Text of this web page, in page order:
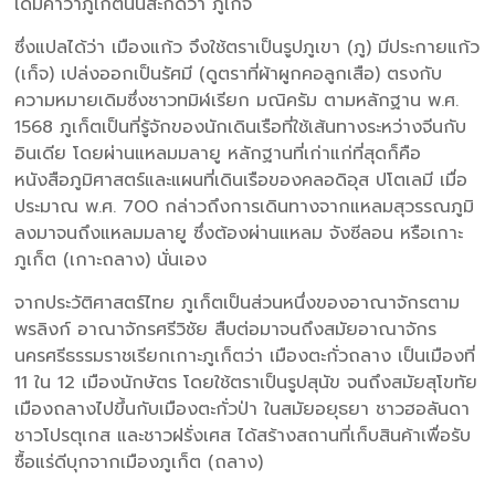
ซึ่งแปลได้ว่า เมืองแก้ว จึงใช้ตราเป็นรูปภูเขา (ภู) มีประกายแก้ว
(เก็จ) เปล่งออกเป็นรัศมี (ดูตราที่ผ้าผูกคอลูกเสือ) ตรงกับ
ความหมายเดิมซึ่งชาวทมิฬเรียก มณิครัม ตามหลักฐาน พ.ศ.
1568 ภูเก็ตเป็นที่รู้จักของนักเดินเรือที่ใช้เส้นทางระหว่างจีนกับ
อินเดีย โดยผ่านแหลมมลายู หลักฐานที่เก่าแก่ที่สุดก็คือ
หนังสือภูมิศาสตร์และแผนที่เดินเรือของคลอดิอุส ปโตเลมี เมื่อ
ประมาณ พ.ศ. 700 กล่าวถึงการเดินทางจากแหลมสุวรรณภูมิ
ลงมาจนถึงแหลมมลายู ซึ่งต้องผ่านแหลม จังซีลอน หรือเกาะ
ภูเก็ต (เกาะถลาง) นั่นเอง
จากประวัติศาสตร์ไทย ภูเก็ตเป็นส่วนหนึ่งของอาณาจักรตาม
พรลิงก์ อาณาจักรศรีวิชัย สืบต่อมาจนถึงสมัยอาณาจักร
นครศรีธรรมราชเรียกเกาะภูเก็ตว่า เมืองตะกั่วถลาง เป็นเมืองที่
11 ใน 12 เมืองนักษัตร โดยใช้ตราเป็นรูปสุนัข จนถึงสมัยสุโขทัย
เมืองถลางไปขึ้นกับเมืองตะกั่วป่า ในสมัยอยุธยา ชาวฮอลันดา
ชาวโปรตุเกส และชาวฝรั่งเศส ได้สร้างสถานที่เก็บสินค้าเพื่อรับ
ซื้อแร่ดีบุกจากเมืองภูเก็ต (ถลาง)